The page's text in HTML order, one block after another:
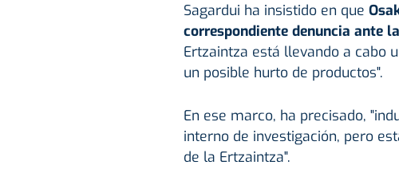
Sagardui ha insistido en que
correspondiente denuncia ante
Ertzaintza está llevando a cabo
un posible hurto de productos".
En ese marco, ha precisado,
interno de investigación, pero
de la Ertzaintza".